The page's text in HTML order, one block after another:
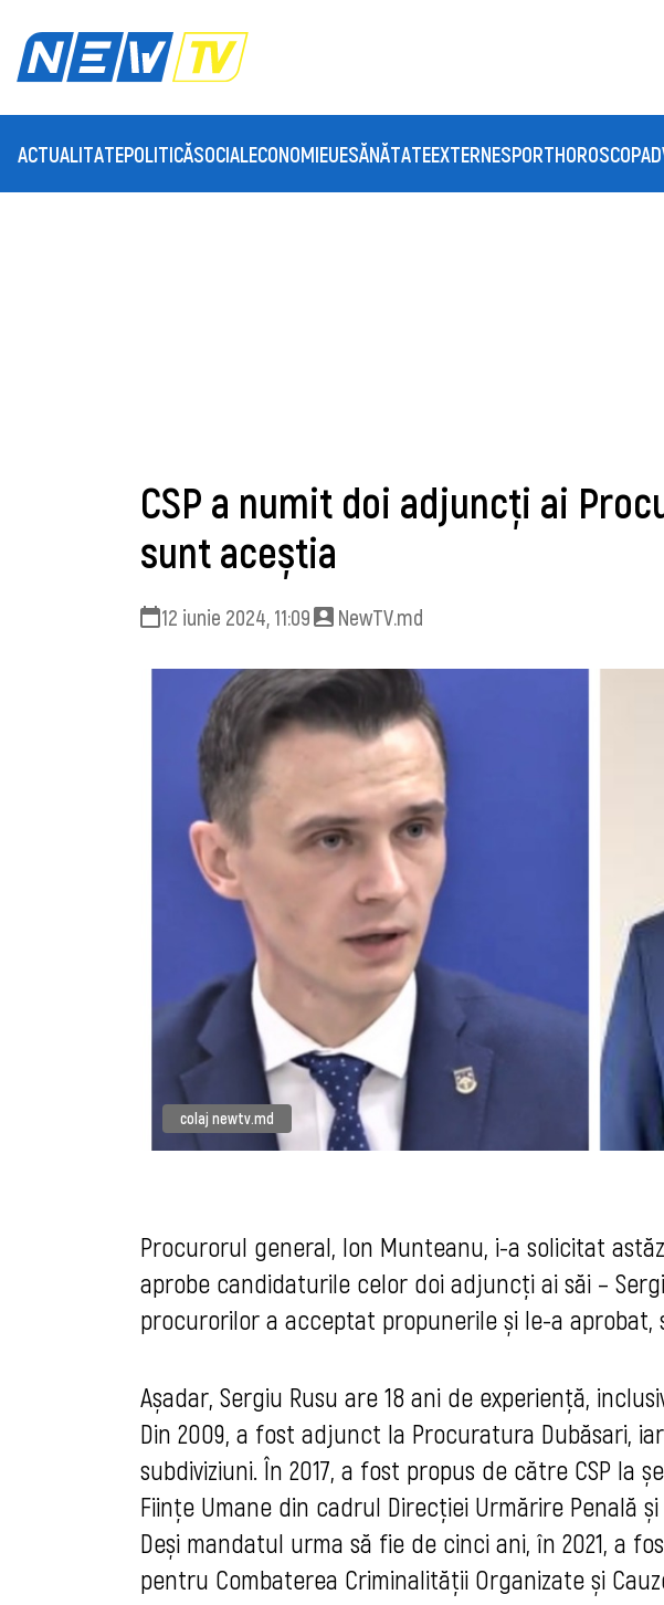
ACTUALITATEPOLITICĂSOCIAL ECONOMIEUESĂNĂTATEEXTERNESPORTHOROSCOP
CSP a numit doi adjuncți ai
sunt aceștia
12 iunie 2024, 11:09 NewTV.md
colaj newtv.md
Procurorul general, Ion Munteanu, i-a solicitat
aprobe candidaturile celor doi adjuncți ai săi –
procurorilor a acceptat propunerile și le-a aprobat,
Așadar, Sergiu Rusu are 18 ani de experiență,
Din 2009, a fost adjunct la Procuratura Dubăsari,
subdiviziuni. În 2017, a fost propus de către CSP la
Ființe Umane din cadrul Direcției Urmărire Penală
Deși mandatul urma să fie de cinci ani, în 2021, a
pentru Combaterea Criminalității Organizate și